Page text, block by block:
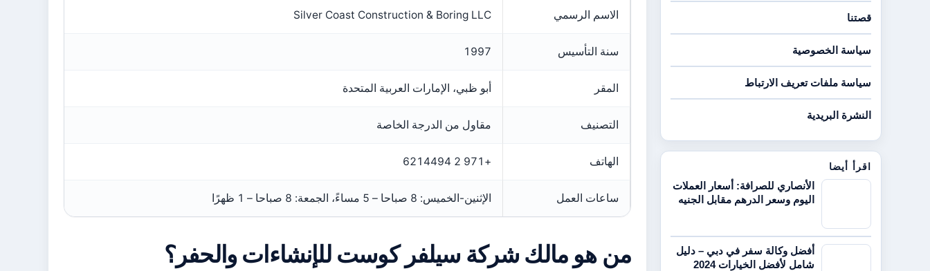
الاسم الرسمي Silver Coast Construction & Boring LLC
سنة التأسيس 1997
المقر أبو ظبي، الإمارات العربية المتحدة
التصنيف مقاول من الدرجة الخاصة
الهاتف +971 2 6214494
ساعات العمل الإثنين-الخميس: 8 صباحا – 5 مساءً، الجمعة: 8 صباحا – 1 ظهرًا
من هو مالك شركة سيلفر كوست للإنشاءات والحفر؟
قصتنا
سياسة الخصوصية
سياسة ملفات تعريف الارتباط
النشرة البريدية
اقرأ أيضا
الأنصاري للصرافة: أسعار العملات
اليوم وسعر الدرهم مقابل الجنيه
أفضل وكالة سفر في دبي – دليل
شامل لأفضل الخيارات 2024